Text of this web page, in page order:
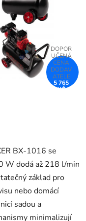
BX-1016 se
W dodá až 218 l/min
základ pro
nebo domácí
sadou a
minimalizují
5 765
KČ